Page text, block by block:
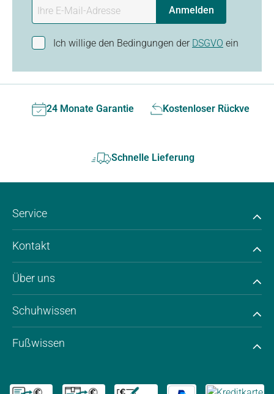
Anmelden
Ich willige den Bedingungen der DSGVO ein
24 Monate Garantie Kostenloser Rückversand
Schnelle Lieferung
Service
Kontakt
Über uns
Schuhwissen
Fußwissen